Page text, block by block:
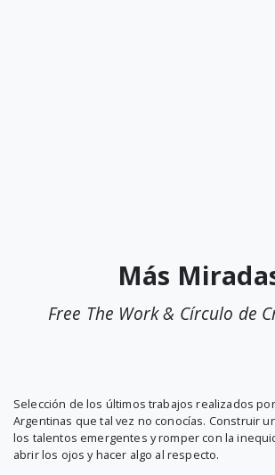
Más
Free The Work & Círculo de
Selección de los últimos trabajos realizados
Argentinas que tal vez no conocías. Construir
los talentos emergentes y romper con la
abrir los ojos y hacer algo al respecto.